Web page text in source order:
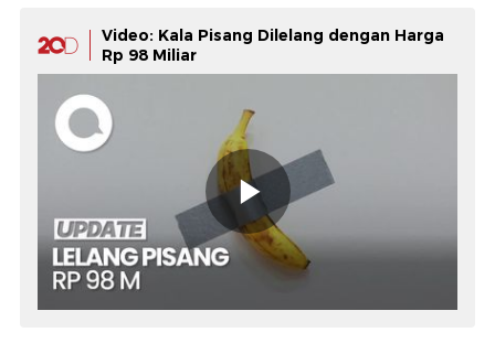
Video: Kala Pisang Dilelang dengan Harga
Rp 98 Miliar